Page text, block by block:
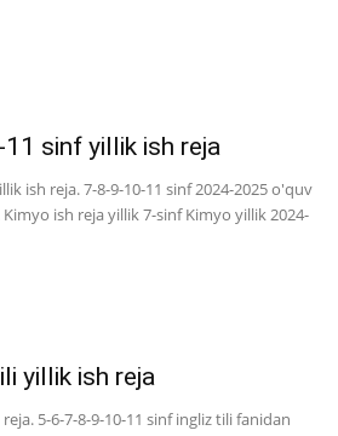
sinf yillik ish reja
ish reja. 7-8-9-10-11 sinf 2024-2025 o'quv
ish reja yillik 7-sinf Kimyo yillik 2024-
yillik ish reja
5-6-7-8-9-10-11 sinf ingliz tili fanidan